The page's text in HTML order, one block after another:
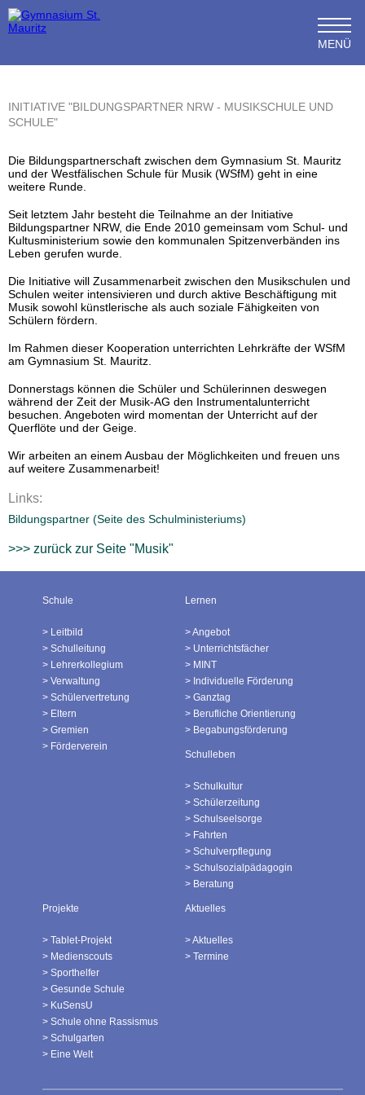
MENÜ
INITIATIVE "BILDUNGSPARTNER NRW - MUSIKSCHULE UND
SCHULE"
Die Bildungspartnerschaft zwischen dem Gymnasium St. Mauritz
und der Westfälischen Schule für Musik (WSfM) geht in eine
weitere Runde.
Seit letztem Jahr besteht die Teilnahme an der Initiative
Bildungspartner NRW, die Ende 2010 gemeinsam vom Schul- und
Kultusministerium sowie den kommunalen Spitzenverbänden ins
Leben gerufen wurde.
Die Initiative will Zusammenarbeit zwischen den Musikschulen und
Schulen weiter intensivieren und durch aktive Beschäftigung mit
Musik sowohl künstlerische als auch soziale Fähigkeiten von
Schülern fördern.
Im Rahmen dieser Kooperation unterrichten Lehrkräfte der WSfM
am Gymnasium St. Mauritz.
Donnerstags können die Schüler und Schülerinnen deswegen
während der Zeit der Musik-AG den Instrumentalunterricht
besuchen. Angeboten wird momentan der Unterricht auf der
Querflöte und der Geige.
Wir arbeiten an einem Ausbau der Möglichkeiten und freuen uns
auf weitere Zusammenarbeit!
Links:
Bildungspartner (Seite des Schulministeriums)
>>> zurück zur Seite "Musik"
Schule
Leitbild
Schulleitung
Lehrerkollegium
Verwaltung
Schülervertretung
Eltern
Gremien
Förderverein
Lernen
Angebot
Unterrichtsfächer
MINT
Individuelle Förderung
Ganztag
Berufliche Orientierung
Begabungsförderung
Schulleben
Schulkultur
Schülerzeitung
Schulseelsorge
Fahrten
Schulverpflegung
Schulsozialpädagogin
Beratung
Projekte
Tablet-Projekt
Medienscouts
Sporthelfer
Gesunde Schule
KuSensU
Schule ohne Rassismus
Schulgarten
Eine Welt
Aktuelles
Aktuelles
Termine